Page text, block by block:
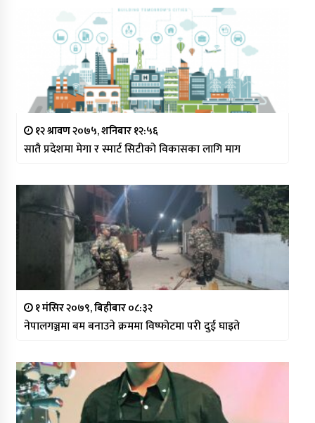
१२ श्रावण २०७५, शनिबार १२:५६
सातै प्रदेशमा मेगा र स्मार्ट सिटीको विकासका लागि माग
१ मंसिर २०७९, बिहीबार ०८:३२
नेपालगञ्जमा बम बनाउने क्रममा विष्फोटमा परी दुई घाइते